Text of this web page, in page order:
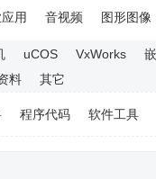
用 音视频 图形图像
uCOS VxWorks
料 其它
程序代码 软件工具